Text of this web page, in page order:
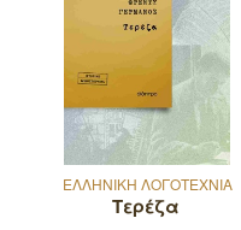
ΕΛΛΗΝΙΚΗ ΛΟΓΟΤΕΧΝΙΑ
Τερέζα